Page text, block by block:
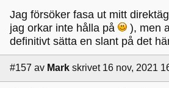
Jag försöker fasa ut mitt
jag orkar inte hålla på
), men
definitivt sätta en slant på det
#157 av Mark skrivet 16 nov, 2021